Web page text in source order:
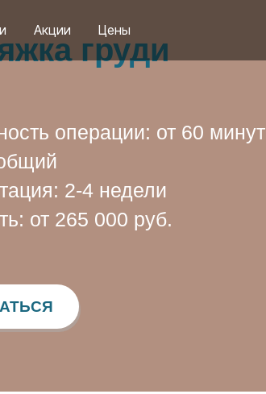
Акции Цены
груди
операции: от 60 минут
2-4 недели
от 265 000 руб.